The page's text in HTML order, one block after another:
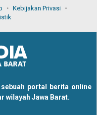
Kebijakan Privasi
portal berita online
wilayah Jawa Barat.